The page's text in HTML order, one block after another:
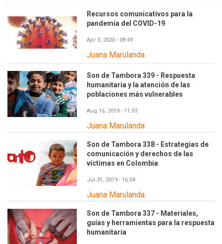
Recursos comunicativos para la
pandemia del COVID-19
Apr 3, 2020 - 08:49
Juana Marulanda
Son de Tambora 339 - Respuesta
humanitaria y la atención de las
poblaciones más vulnerables
Aug 16, 2019 - 11:33
Juana Marulanda
Son de Tambora 338 - Estrategias de
comunicación y derechos de las
víctimas en Colombia
Jul 31, 2019 - 16:04
Juana Marulanda
Son de Tambora 337 - Materiales,
guías y herramientas para la respuesta
humanitaria